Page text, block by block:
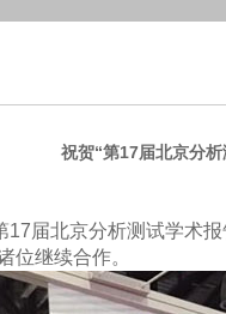
祝贺“第17届北京分
届北京分析测试学术
位继续合作。